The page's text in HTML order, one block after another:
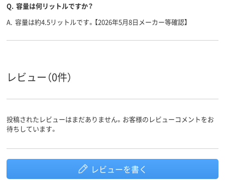
Q. 容量は何リットルですか？
A. 容量は約4.5リットルです。【2026年5月8日メーカー等確認】
レビュー（0件）
投稿されたレビューはまだありません。お客様のレビューコメントをお
待ちしています。
レビューを書く